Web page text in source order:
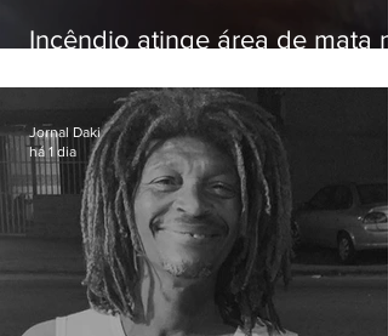
Incêndio atinge área de mata
Iguaçu
Jornal Daki
há 1 dia